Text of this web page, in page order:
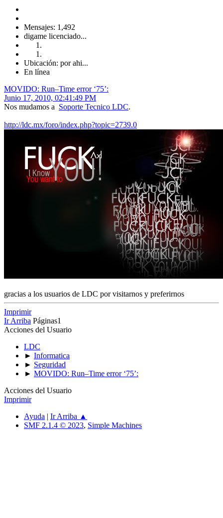
Mensajes: 1,492
digame licenciado...
Ubicación: por ahi...
En línea
MOVIDO: Run–Time error ‘75’:
Junio 17, 2010, 02:41:49 PM
Nos mudamos a Soporte Tecnico LDC.
http://ldc.mx/foro/index.php?topic=2739.0
gracias a los usuarios de LDC por visitarnos y preferirnos
Imprimir
Ir Arriba Páginas1
Acciones del Usuario
LDC
► Informatica
► Seguridad
► MOVIDO: Run–Time error ‘75’:
Acciones del Usuario
Imprimir
Ayuda | Ir Arriba ▲
SMF 2.1.4 © 2023, Simple Machines